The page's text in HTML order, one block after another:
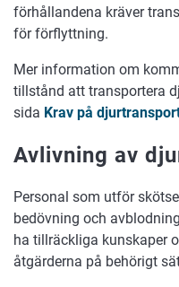
förhållandena kräver
för förflyttning.
Mer information om
tillstånd att transportera
sida Krav på
Avlivning av
Personal som utför
bedövning och
ha tillräckliga kunskaper
åtgärderna på behörigt